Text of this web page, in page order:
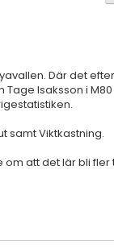
Där det efter
Isaksson i M80
samt Viktkastning.
att det lär bli fler